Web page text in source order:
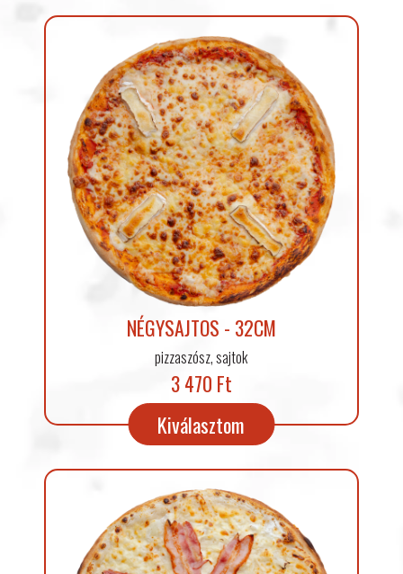
NÉGYSAJTOS - 32CM
pizzaszósz, sajtok
3 470 Ft
Kiválasztom